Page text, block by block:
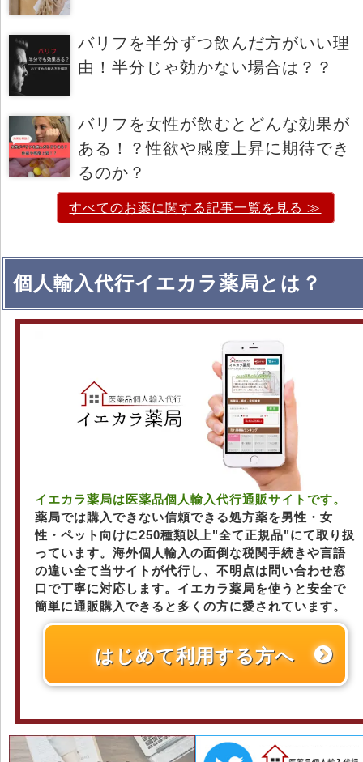
バリフを半分ずつ飲んだ方がいい理
由！半分じゃ効かない場合は？？
バリフを女性が飲むとどんな効果が
ある！？性欲や感度上昇に期待でき
るのか？
すべてのお薬に関する記事一覧を見る ≫
個人輸入代行イエカラ薬局とは？
イエカラ薬局は医薬品個人輸入代行通販サイトです。
薬局では購入できない信頼できる処方薬を男性・女
性・ペット向けに250種類以上"全て正規品"にて取り扱
っています。海外個人輸入の面倒な税関手続きや言語
の違い全て当サイトが代行し、不明点は問い合わせ窓
口で丁寧に対応します。イエカラ薬局を使うと安全で
簡単に通販購入できると多くの方に愛されています。
はじめて利用する方へ